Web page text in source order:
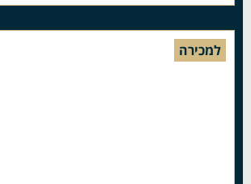
למכירה